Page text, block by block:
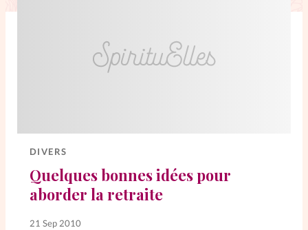
Chroniques
Dossiers
Entre4yeux
L'anecdote
La Bible au féminin
DIVERS
Quelques bonnes idées pour
aborder la retraite
21 Sep 2010